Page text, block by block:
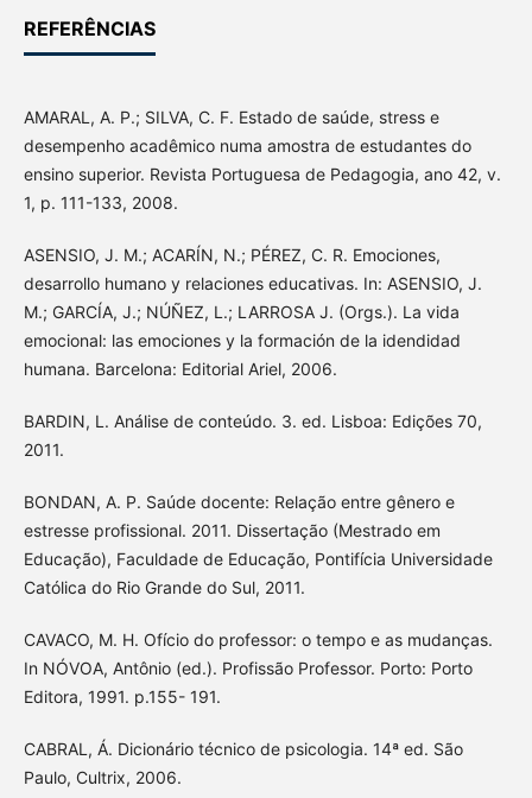
REFERÊNCIAS
AMARAL, A. P.; SILVA, C. F. Estado de saúde, stress e
desempenho acadêmico numa amostra de estudantes do
ensino superior. Revista Portuguesa de Pedagogia, ano 42, v.
1, p. 111-133, 2008.
ASENSIO, J. M.; ACARÍN, N.; PÉREZ, C. R. Emociones,
desarrollo humano y relaciones educativas. In: ASENSIO, J.
M.; GARCÍA, J.; NÚÑEZ, L.; LARROSA J. (Orgs.). La vida
emocional: las emociones y la formación de la idendidad
humana. Barcelona: Editorial Ariel, 2006.
BARDIN, L. Análise de conteúdo. 3. ed. Lisboa: Edições 70,
2011.
BONDAN, A. P. Saúde docente: Relação entre gênero e
estresse profissional. 2011. Dissertação (Mestrado em
Educação), Faculdade de Educação, Pontifícia Universidade
Católica do Rio Grande do Sul, 2011.
CAVACO, M. H. Ofício do professor: o tempo e as mudanças.
In NÓVOA, Antônio (ed.). Profissão Professor. Porto: Porto
Editora, 1991. p.155- 191.
CABRAL, Á. Dicionário técnico de psicologia. 14ª ed. São
Paulo, Cultrix, 2006.